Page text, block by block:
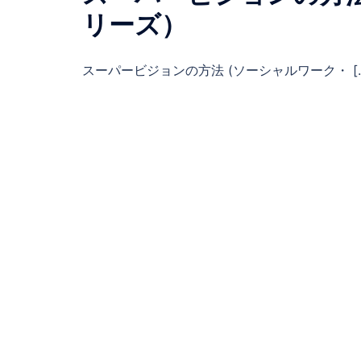
リーズ）
スーパービジョンの方法 (ソーシャルワーク・